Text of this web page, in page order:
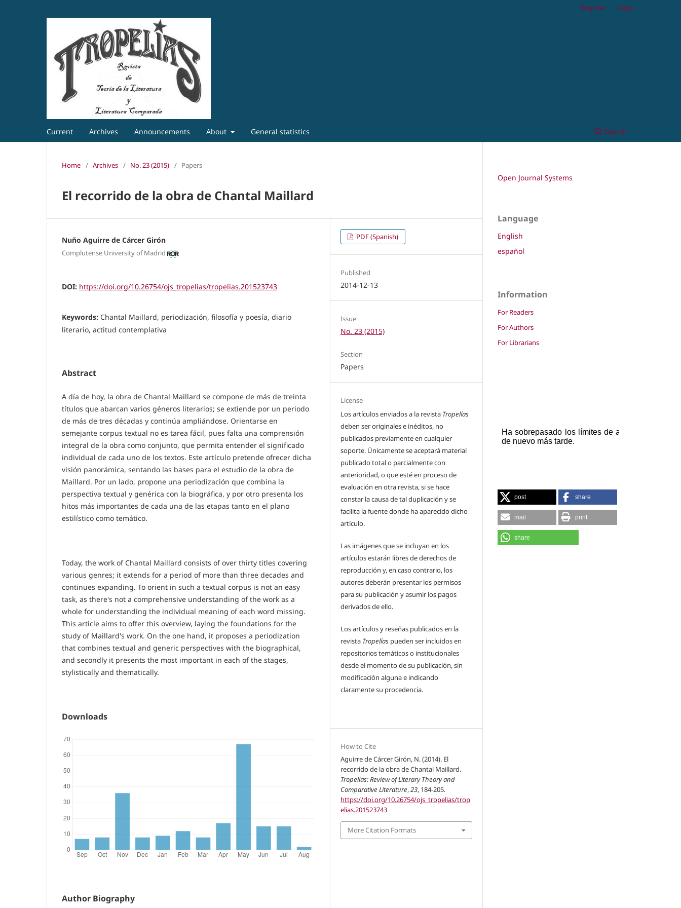
Current Archives Announcements About General statistics Search
Register Login
Home / Archives / No. 23 (2015) / Papers
El recorrido de la obra de Chantal Maillard
Nuño Aguirre de Cárcer Girón
Complutense University of Madrid
DOI: https://doi.org/10.26754/ojs_tropelias/tropelias.201523743
Keywords: Chantal Maillard, periodización, filosofía y poesía, diario
literario, actitud contemplativa
Abstract
A día de hoy, la obra de Chantal Maillard se compone de más de treinta
títulos que abarcan varios géneros literarios; se extiende por un periodo
de más de tres décadas y continúa ampliándose. Orientarse en
semejante corpus textual no es tarea fácil, pues falta una comprensión
integral de la obra como conjunto, que permita entender el significado
individual de cada uno de los textos. Este artículo pretende ofrecer dicha
visión panorámica, sentando las bases para el estudio de la obra de
Maillard. Por un lado, propone una periodización que combina la
perspectiva textual y genérica con la biográfica, y por otro presenta los
hitos más importantes de cada una de las etapas tanto en el plano
estilístico como temático.
Today, the work of Chantal Maillard consists of over thirty titles covering
various genres; it extends for a period of more than three decades and
continues expanding. To orient in such a textual corpus is not an easy
task, as there's not a comprehensive understanding of the work as a
whole for understanding the individual meaning of each word missing.
This article aims to offer this overview, laying the foundations for the
study of Maillard's work. On the one hand, it proposes a periodization
that combines textual and generic perspectives with the biographical,
and secondly it presents the most important in each of the stages,
stylistically and thematically.
Downloads
Author Biography
PDF (Spanish)
Published
2014-12-13
Issue
No. 23 (2015)
Section
Papers
License
Los artículos enviados a la revista Tropelías
deben ser originales e inéditos, no
publicados previamente en cualquier
soporte. Únicamente se aceptará material
publicado total o parcialmente con
anterioridad, o que esté en proceso de
evaluación en otra revista, si se hace
constar la causa de tal duplicación y se
facilita la fuente donde ha aparecido dicho
artículo.
Las imágenes que se incluyan en los
artículos estarán libres de derechos de
reproducción y, en caso contrario, los
autores deberán presentar los permisos
para su publicación y asumir los pagos
derivados de ello.
Los artículos y reseñas publicados en la
revista Tropelías pueden ser incluidos en
repositorios temáticos o institucionales
desde el momento de su publicación, sin
modificación alguna e indicando
claramente su procedencia.
How to Cite
Aguirre de Cárcer Girón, N. (2014). El
recorrido de la obra de Chantal Maillard.
Tropelías: Review of Literary Theory and
Comparative Literature,23, 184-205.
https://doi.org/10.26754/ojs_tropelias/trop
elias.201523743
More Citation Formats
Open Journal Systems
Language
English
español
Information
For Readers
For Authors
For Librarians
post share
mail print
share